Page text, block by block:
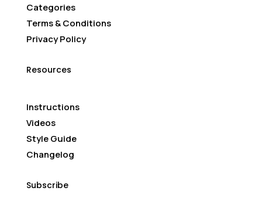
Categories
Terms & Conditions
Privacy Policy
Resources
Instructions
Videos
Style Guide
Changelog
Subscribe